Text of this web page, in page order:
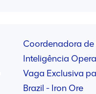
Coordenadora
Inteligência
Vaga Exclusiva
Brazil - Iron Ore